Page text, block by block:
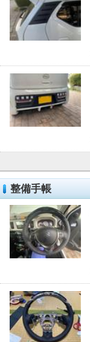
整備手帳